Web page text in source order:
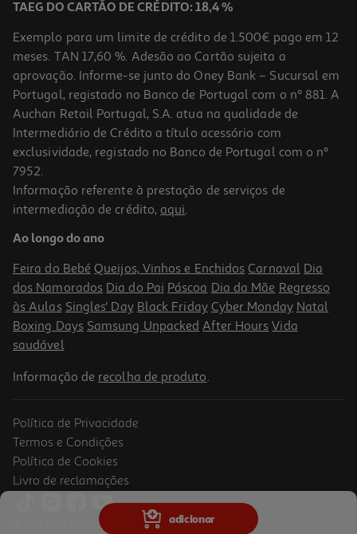
adicionar
Who's The Boomer? Clementoni
16.99 €/un
16,99 €
Jogo Deus Hitler E Gandhi Entram Num Bar... Creative Toys
TAEG DO CARTÃO DE CRÉDITO: 18,4 %
Exemplo para um limite de crédito de 1.500€ pago em 12
meses. TAN 17,60 %. Adesão ao Cartão sujeita a
aprovação. Informe-se junto do Oney Bank – Sucursal em
Portugal, registado no Banco de Portugal com o nº 881. A
Auchan Retail Portugal, S.A. atua na qualidade de
Intermediário de Crédito a título acessório com
exclusividade, registado no Banco de Portugal com o nº
7952.
Informação referente à prestação de serviços de
intermediação de crédito, aqui.
Ao longo do ano
Feira do Bebé Queijos, Vinhos e Enchidos Carnaval Dia
dos Namorados Dia do Pai Páscoa Dia da Mãe Regresso
às Aulas Singles' Day Black Friday Cyber Monday Natal
Boxing Days Samsung Unpacked After Hours Vida
saudável
Informação de recolha de produto.
Política de Privacidade
Termos e Condições
Política de Cookies
Livro de reclamações
© Auchan Retail Portugal